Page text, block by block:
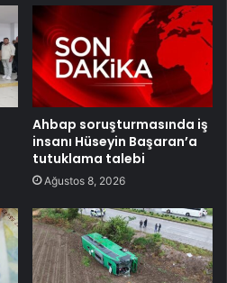
Ahbap soruşturmasında iş
insanı Hüseyin Başaran’a
tutuklama talebi
Ağustos 8, 2026